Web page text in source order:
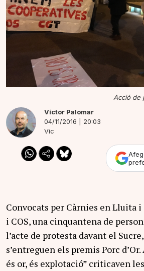
Acció de
Víctor Palomar
04/11/2016 | 20:03
Vic
Convocats per Càrnies en Lluita
i COS, una cinquantena de
l’acte de protesta davant el
s’entreguen els premis Porc
és or, és explotació” criticaven